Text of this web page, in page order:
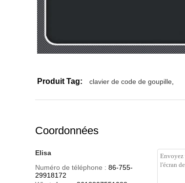
Produit Tag: clavier de code de goupille
Coordonnées
Elisa
Numéro de téléphone : 86-755-
29918172